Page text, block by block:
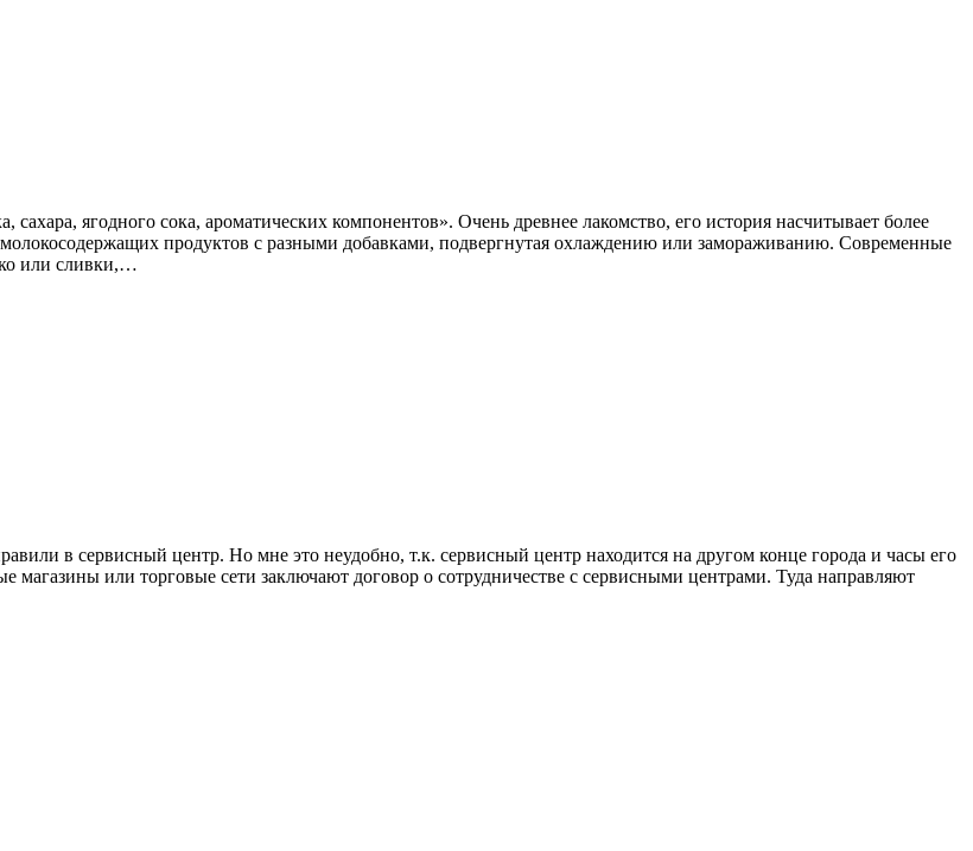
ягодного сока, ароматических компонентов». Очень древнее лакомство, его история насчитывает более
молокосодержащих продуктов с разными добавками, подвергнутая охлаждению или замораживанию. Современные
или сливки,…
в сервисный центр. Но мне это неудобно, т.к. сервисный центр находится на другом конце города и часы его
магазины или торговые сети заключают договор о сотрудничестве с сервисными центрами. Туда направляют